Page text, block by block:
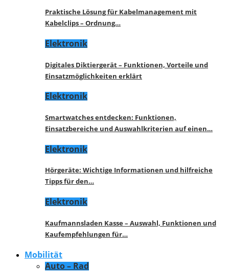
Praktische Lösung für Kabelmanagement mit
Kabelclips – Ordnung…
Elektronik
Digitales Diktiergerät – Funktionen, Vorteile und
Einsatzmöglichkeiten erklärt
Elektronik
Smartwatches entdecken: Funktionen,
Einsatzbereiche und Auswahlkriterien auf einen…
Elektronik
Hörgeräte: Wichtige Informationen und hilfreiche
Tipps für den…
Elektronik
Kaufmannsladen Kasse – Auswahl, Funktionen und
Kaufempfehlungen für…
Mobilität
Auto – Rad